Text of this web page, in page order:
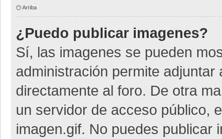
Arriba
¿Puedo publicar imagenes?
Sí, las imagenes se pueden
administración permite
directamente al foro. De otra
un servidor de acceso público,
imagen.gif. No puedes publicar